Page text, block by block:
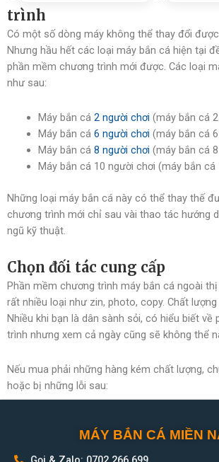
trình
Có một số dòng máy không thể thay đổi
Nhưng hầu hết các loại máy bắn cá hiện tại
phần mềm chương trình mới được. Các loại
như sau:
Máy bắn cá 2 người chơi (máy bắn cá
Máy bắn cá 6 người chơi (máy bắn cá
Máy bắn cá 8 người chơi (máy bắn cá
Máy bắn cá 10 người chơi (máy bắn cá
Những loại máy bắn cá này có thể thay thế
chương trình mới chỉ sau vài thao tác hướng
ngũ kỹ thuật.
Chọn đối tác cung cấp
Phần mềm chương trình máy bắn cá ngoài
rất nhiều loại như zin, photo, copy. Chất
Nhiều khi bạn là dân sành sỏi, có hiểu biết về
trình nhưng xem cả ngày cũng sẽ không thể
Nếu mua phải những hàng kém chất lượng,
hoặc bị những lỗi sau:
Không cài đặt được tỉ lệ
MÁY BẮN CÁ MIỀN